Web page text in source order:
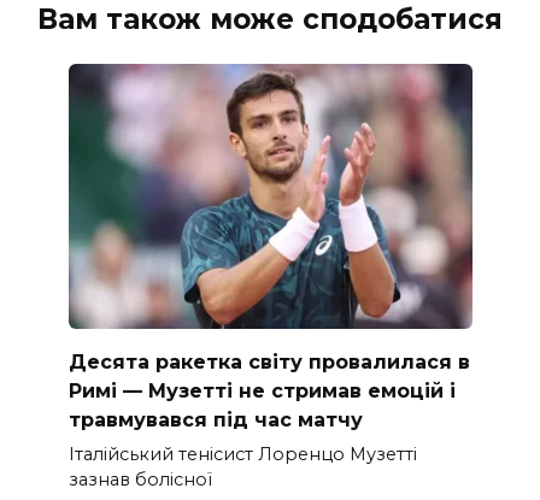
Вам також може сподобатися
Десята ракетка світу провалилася в
Римі — Музетті не стримав емоцій і
травмувався під час матчу
Італійський тенісист Лоренцо Музетті
зазнав болісної